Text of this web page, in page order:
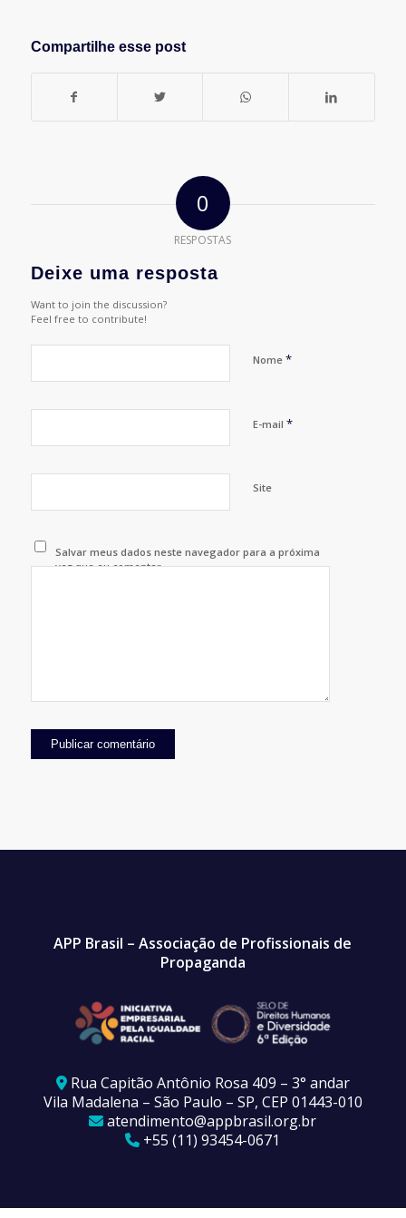
Compartilhe esse post
0
RESPOSTAS
Deixe uma resposta
Want to join the discussion?
Feel free to contribute!
Nome *
E-mail *
Site
Salvar meus dados neste navegador para a próxima
vez que eu comentar.
APP Brasil – Associação de Profissionais de
Propaganda
Rua Capitão Antônio Rosa 409 – 3° andar
Vila Madalena – São Paulo – SP, CEP 01443-010
atendimento@appbrasil.org.br
+55 (11) 93454-0671